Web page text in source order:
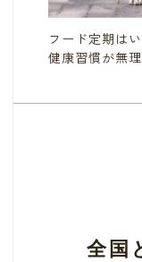
フード定期は
健康習慣が無
全国